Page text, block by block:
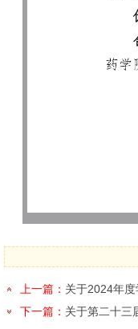
上一篇： 关于2024年
下一篇： 关于第二十三